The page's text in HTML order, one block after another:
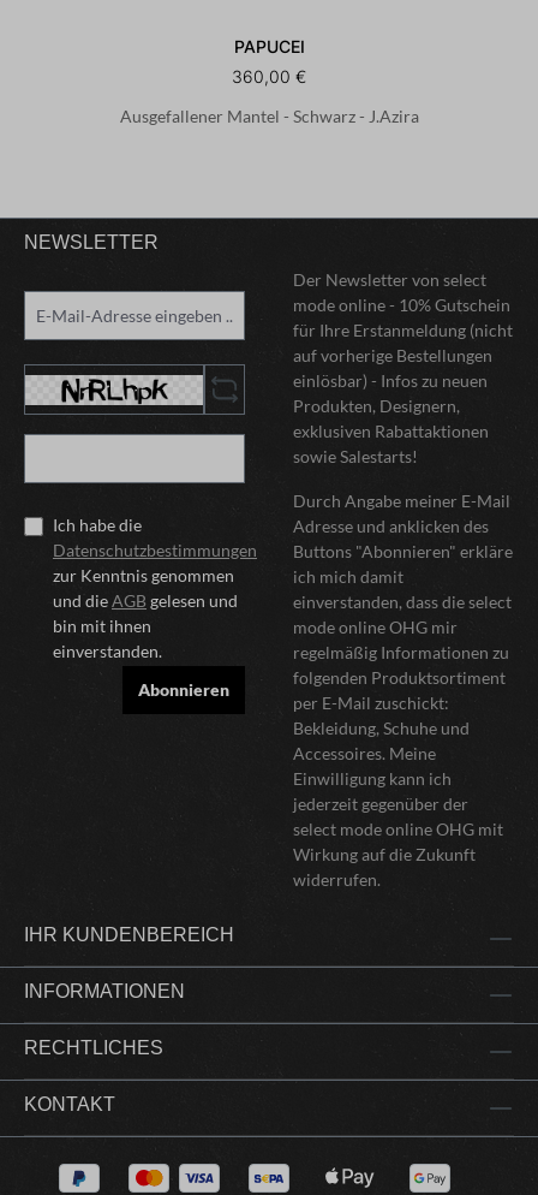
PAPUCEI
360,00 €
Ausgefallener Mantel - Schwarz - J.Azira
NEWSLETTER
Ich habe die
Datenschutzbestimmungen
zur Kenntnis genommen
und dieAGBgelesen und
bin mit ihnen
einverstanden.
Abonnieren
Der Newsletter von select
mode online - 10% Gutschein
für Ihre Erstanmeldung (nicht
auf vorherige Bestellungen
einlösbar) - Infos zu neuen
Produkten, Designern,
exklusiven Rabattaktionen
sowie Salestarts!
Durch Angabe meiner E-Mail
Adresse und anklicken des
Buttons "Abonnieren" erkläre
ich mich damit
einverstanden, dass die select
mode online OHG mir
regelmäßig Informationen zu
folgenden Produktsortiment
per E-Mail zuschickt:
Bekleidung, Schuhe und
Accessoires. Meine
Einwilligung kann ich
jederzeit gegenüber der
select mode online OHG mit
Wirkung auf die Zukunft
widerrufen.
IHR KUNDENBEREICH
INFORMATIONEN
RECHTLICHES
KONTAKT